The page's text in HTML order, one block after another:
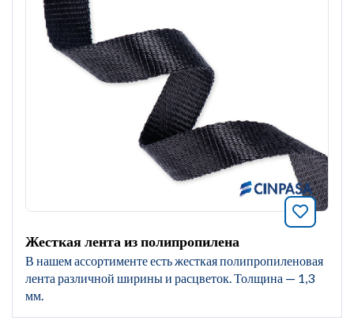
Жесткая лента из полипропилена
В нашем ассортименте есть жесткая полипропиленовая
лента различной ширины и расцветок. Толщина — 1,3
мм.